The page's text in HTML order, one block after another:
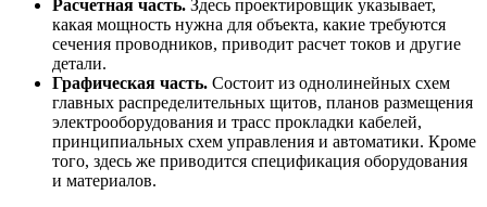
Расчетная часть. Здесь проектировщик указывает,
какая мощность нужна для объекта, какие требуются
сечения проводников, приводит расчет токов и другие
детали.
Графическая часть. Состоит из однолинейных схем
главных распределительных щитов, планов размещения
электрооборудования и трасс прокладки кабелей,
принципиальных схем управления и автоматики. Кроме
того, здесь же приводится спецификация оборудования
и материалов.